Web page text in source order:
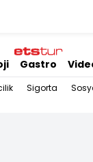
Gastro
Sigorta